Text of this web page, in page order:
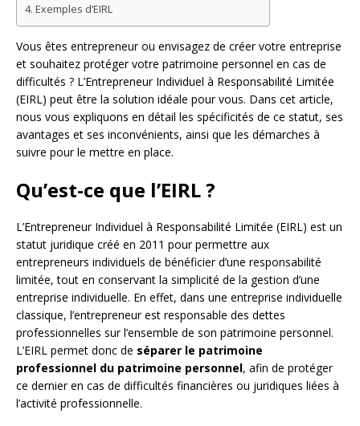
Exemples d’EIRL
Vous êtes entrepreneur ou envisagez de créer votre entreprise
et souhaitez protéger votre patrimoine personnel en cas de
difficultés ? L’Entrepreneur Individuel à Responsabilité Limitée
(EIRL) peut être la solution idéale pour vous. Dans cet article,
nous vous expliquons en détail les spécificités de ce statut, ses
avantages et ses inconvénients, ainsi que les démarches à
suivre pour le mettre en place.
Qu’est-ce que l’EIRL ?
L’Entrepreneur Individuel à Responsabilité Limitée (EIRL) est un
statut juridique créé en 2011 pour permettre aux
entrepreneurs individuels de bénéficier d’une responsabilité
limitée, tout en conservant la simplicité de la gestion d’une
entreprise individuelle. En effet, dans une entreprise individuelle
classique, l’entrepreneur est responsable des dettes
professionnelles sur l’ensemble de son patrimoine personnel.
L’EIRL permet donc de séparer le patrimoine
professionnel du patrimoine personnel, afin de protéger
ce dernier en cas de difficultés financières ou juridiques liées à
l’activité professionnelle.